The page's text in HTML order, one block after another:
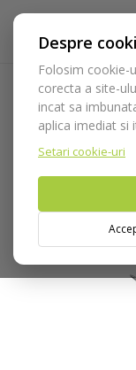
Despre
Folosim cookie-
corecta a site-
incat sa
aplica imediat si
Setari cookie-uri
Acasa
Departatoare
Obwegeser external
Nu puteti plasa
(United States).